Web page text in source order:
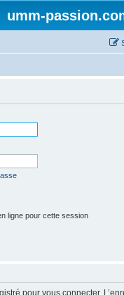
umm-
ligne pour cette session
pour vous connecter.